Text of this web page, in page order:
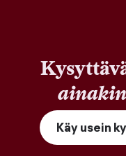
ainakin
Käy usein